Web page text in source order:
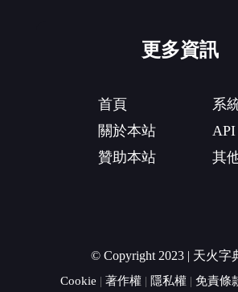
更多資訊
首頁
關於本站
贊助本站
系
其
© Copyright 2023 | 天火字
Cookie | 著作權| 隱私權| 免責條